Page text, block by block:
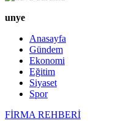
unye
Anasayfa
Gündem
Ekonomi
Eğitim
Siyaset
Spor
FİRMA REHBERİ